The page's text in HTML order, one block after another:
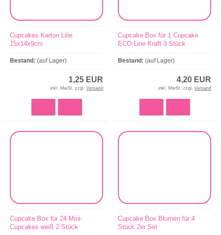
Cupcakes Karton Lilie
15x14x9cm
Bestand: (auf Lager)
1,25 EUR
inkl. MwSt. zzgl. Versand
Cupcake Box für 1 Cupcake
ECO-Line Kraft 3 Stück
Bestand: (auf Lager)
4,20 EUR
inkl. MwSt. zzgl. Versand
Cupcake Box für 24 Mini-
Cupcakes weiß 2 Stück
Cupcake Box Blumen für 4
Stück 2er Set